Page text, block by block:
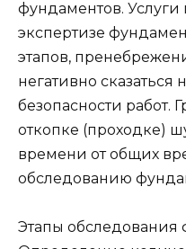
фундаментов. Услуги
экспертизе
этапов,
негативно сказаться
безопасности работ.
откопке (проходке)
времени от общих
обследованию
Этапы обследования